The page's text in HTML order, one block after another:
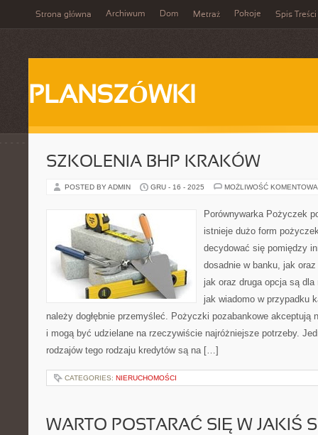
Strona główna Archiwum Dom Metraż Pokoje Spis Treści
PLANSZÓWKI
SZKOLENIA BHP KRAKÓW
POSTED BY ADMIN GRU - 16 - 2025 MOŻLIWOŚĆ
Porównywarka Pożyczek
istnieje dużo form
decydować się pomiędzy
dosadnie w banku, jak
jak oraz druga opcja są dla
jak wiadomo w przypadku
należy dogłębnie przemyśleć. Pożyczki pozabankowe akceptują
i mogą być udzielane na rzeczywiście najróżniejsze potrzeby.
rodzajów tego rodzaju kredytów są na […]
CATEGORIES: NIERUCHOMOŚCI
WARTO POSTARAĆ SIĘ W JAKIŚ